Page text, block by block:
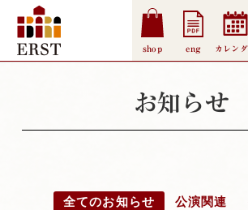
shop eng カレン
お知らせ
全てのお知らせ 公演関連